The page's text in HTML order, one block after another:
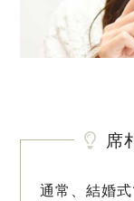
席
通常、結婚